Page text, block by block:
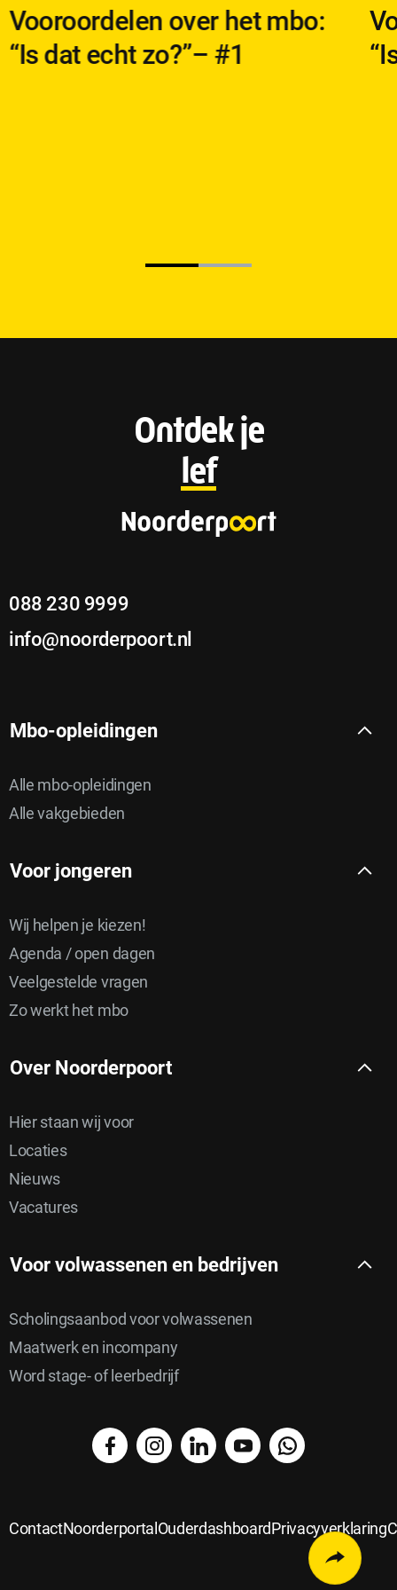
Vooroordelen over het mbo:
“Is dat echt zo?”– #1
Open
chat
email
Twitter
op
Linkedin
op
facebook
Delen
op
F
o
o
Ontdek je
lef
088 230 9999
info@noorderpoort.nl
Mbo-opleidingen
Alle mbo-opleidingen
Alle vakgebieden
Voor jongeren
Wij helpen je kiezen!
Agenda / open dagen
Veelgestelde vragen
Zo werkt het mbo
Over Noorderpoort
Hier staan wij voor
Locaties
Nieuws
Vacatures
Voor volwassenen en bedrijven
Scholingsaanbod voor volwassenen
Maatwerk en incompany
Word stage- of leerbedrijf
facebookinstagramlinkedinYouTubeWhatsApp
ContactNoorderportal OuderdashboardPrivacyverklaring